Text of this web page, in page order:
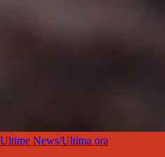
Ultime News/Ultima ora